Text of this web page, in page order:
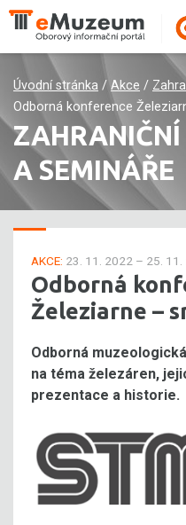
Úvodní stránka / Akce /
Odborná konference
ZAHRANIČNÍ
A SEMINÁŘE
AKCE: 23. 11. 2022 – 25. 11.
Odborná
Železiarne –
Odborná
na téma železáren,
prezentace a historie.